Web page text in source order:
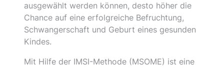
ausgewählt werden können, desto höher die
Chance auf eine erfolgreiche Befruchtung,
Schwangerschaft und Geburt eines gesunden
Kindes.
Mit Hilfe der IMSI-Methode (MSOME) ist eine